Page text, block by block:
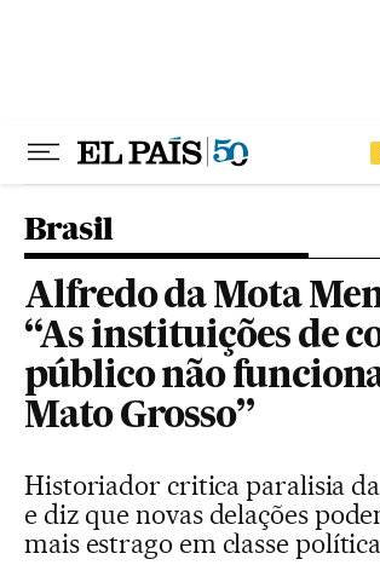
Brasil
Alfredo da Mota
“As instituições de
público não
Mato Grosso”
Historiador critica paralisia
e diz que novas delações
mais estrago em classe política